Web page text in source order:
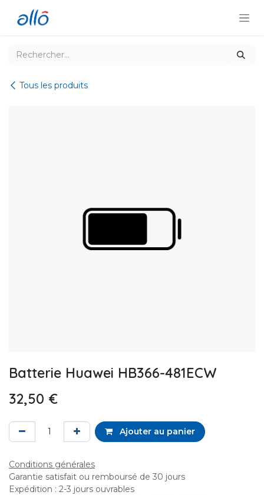
Tous les produits
Batterie Huawei HB366-481ECW
32,50 €
Ajouter au panier
Conditions générales
Garantie satisfait ou remboursé de 30 jours
Expédition : 2-3 jours ouvrables